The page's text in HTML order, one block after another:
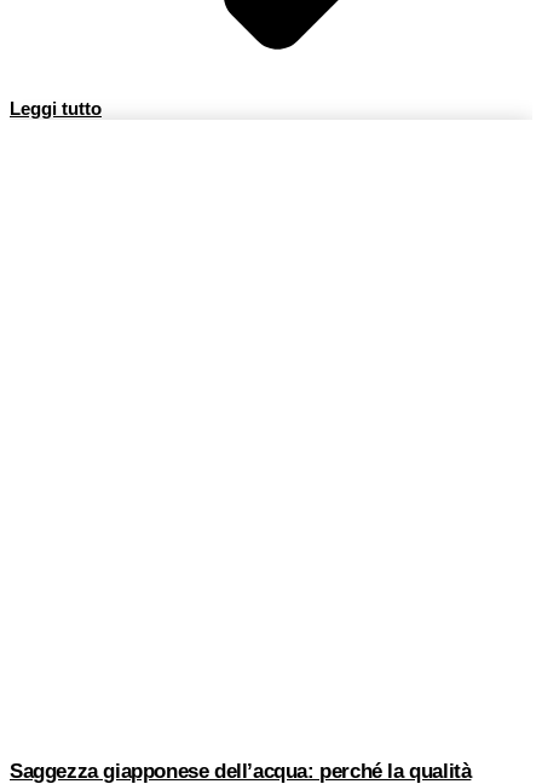
Leggi tutto
Saggezza giapponese dell’acqua: perché la qualità